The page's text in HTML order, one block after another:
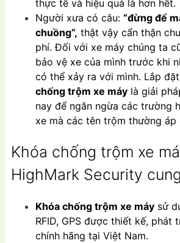
thực tế và hiệu quả là hơn hết.
Người xưa có câu: “đừng để
chuồng”, thật vậy cẩn thận
phí. Đối với xe máy chúng ta
bảo vệ xe của mình trước khi
có thể xảy ra với mình. Lắp
chống trộm xe máy là giải
nay để ngăn ngừa các trường
xe mà các tên trộm thường áp
Khóa chống trộm xe
HighMark Security
Khóa chống trộm xe máy sử
RFID, GPS được thiết kế, phát
chính hãng tại Việt Nam.